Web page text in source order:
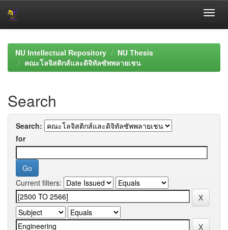
navigationNU Intellectual Repository
NU Thesis
คณะโลจิสติกส์และดิจิทัลซัพพลายเชน
Search
Search:
for
Current filters: